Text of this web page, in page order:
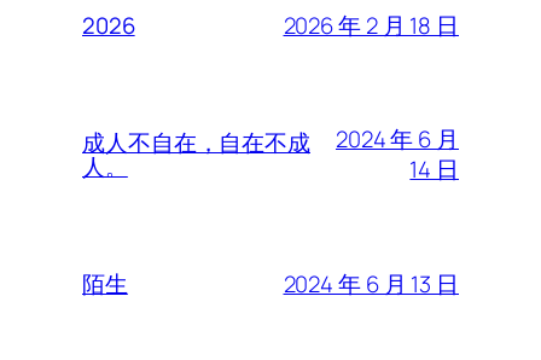
2026 2026 年 2 月 18 日
成人不自在，自在不成
人。
2024 年 6 月
14 日
陌生 2024 年 6 月 13 日